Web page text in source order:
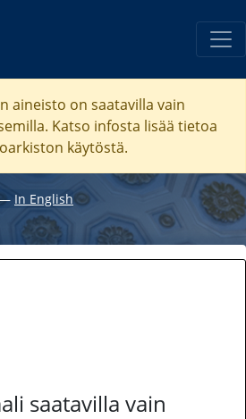
aineisto on saatavilla vain
Katso infosta lisää tietoa
käytöstä.
In English
saatavilla vain